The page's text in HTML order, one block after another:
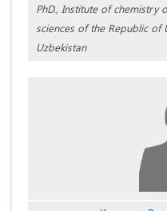
PhD., Institute of chemistry
sciences of the Republic of
Uzbekistan